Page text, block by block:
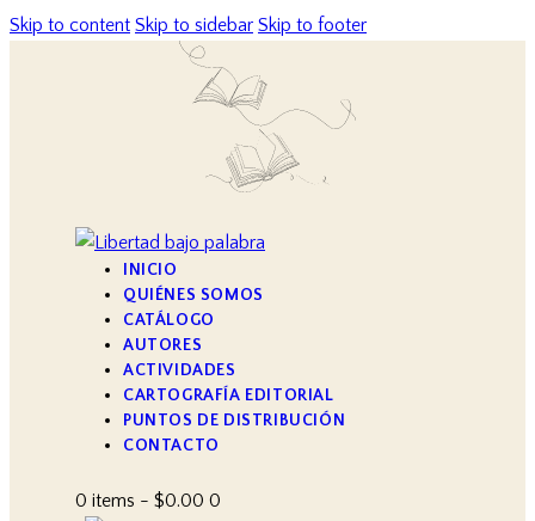
Skip to content Skip to sidebar Skip to footer
INICIO
QUIÉNES SOMOS
CATÁLOGO
AUTORES
ACTIVIDADES
CARTOGRAFÍA EDITORIAL
PUNTOS DE DISTRIBUCIÓN
CONTACTO
0 items - $0.00 0